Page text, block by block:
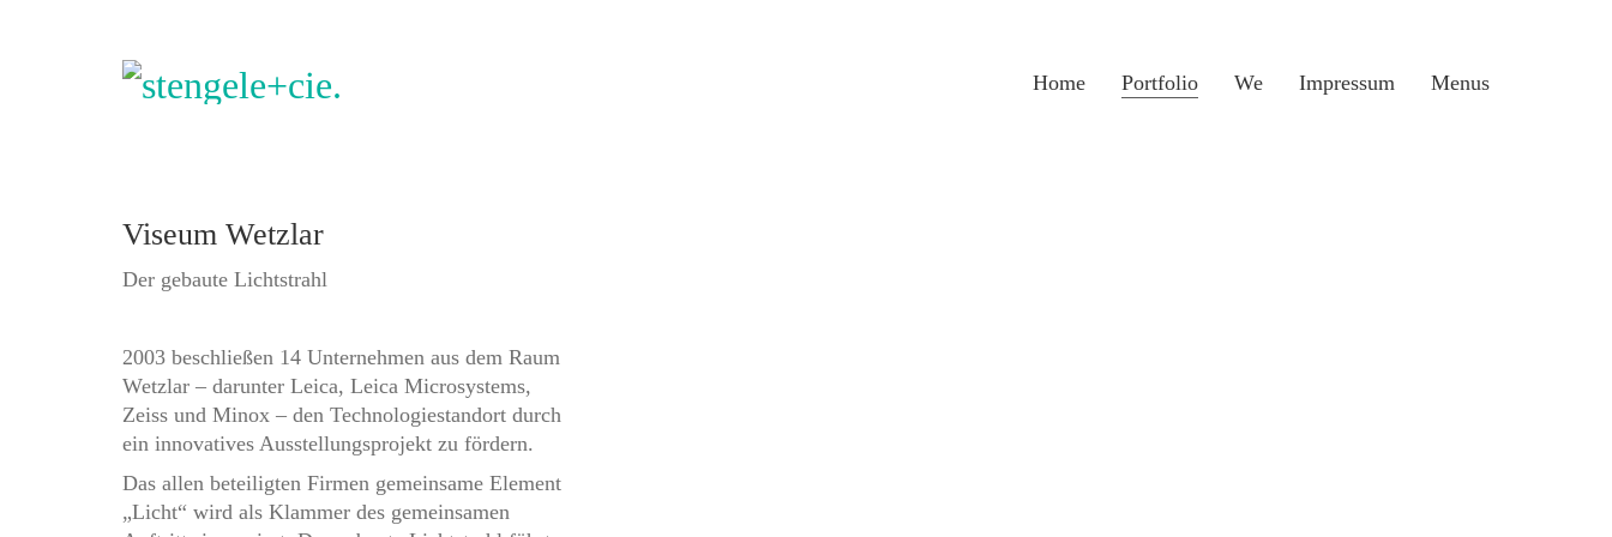
Home Portfolio We Impressum Menus
Viseum Wetzlar
Der gebaute Lichtstrahl
2003 beschließen 14 Unternehmen aus dem Raum
Wetzlar – darunter Leica, Leica Microsystems,
Zeiss und Minox – den Technologiestandort durch
ein innovatives Ausstellungsprojekt zu fördern.
Das allen beteiligten Firmen gemeinsame Element
„Licht“ wird als Klammer des gemeinsamen